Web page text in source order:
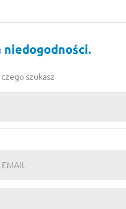
niedogodności.
szukasz